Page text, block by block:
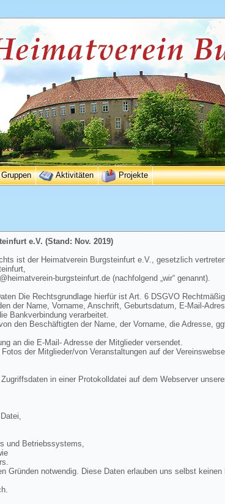
Aktivitäten Projekte
e.V. (Stand: Nov. 2019)
ist der Heimatverein Burgsteinfurt e.V., gesetzlich
burgsteinfurt.de (nachfolgend „wir“ genannt).
Die Rechtsgrundlage hierfür ist Art. 6 DSGVO
der Name, Vorname, Anschrift, Geburtsdatum, E-Mail-
Bankverbindung verarbeitet.
den Beschäftigten der Name, der Vorname, die Adresse,
an die E-Mail- Adresse der Mitglieder versendet.
der Mitglieder/von Veranstaltungen auf der
in einer Protokolldatei auf dem Webserver
und Betriebssystems,
Gründen notwendig. Diese Daten erlauben uns selbst